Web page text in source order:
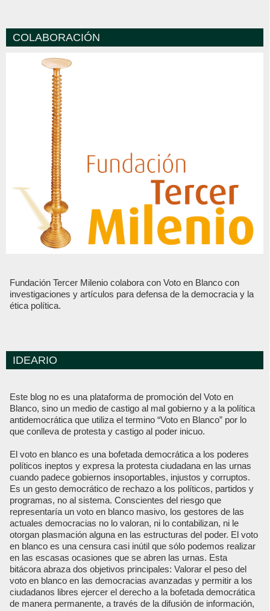
COLABORACIÓN
Fundación Tercer Milenio colabora con Voto en Blanco con
investigaciones y artículos para defensa de la democracia y la
ética política.
IDEARIO
Este blog no es una plataforma de promoción del Voto en
Blanco, sino un medio de castigo al mal gobierno y a la política
antidemocrática que utiliza el termino “Voto en Blanco” por lo
que conlleva de protesta y castigo al poder inicuo.
El voto en blanco es una bofetada democrática a los poderes
políticos ineptos y expresa la protesta ciudadana en las urnas
cuando padece gobiernos insoportables, injustos y corruptos.
Es un gesto democrático de rechazo a los políticos, partidos y
programas, no al sistema. Conscientes del riesgo que
representaría un voto en blanco masivo, los gestores de las
actuales democracias no lo valoran, ni lo contabilizan, ni le
otorgan plasmación alguna en las estructuras del poder. El voto
en blanco es una censura casi inútil que sólo podemos realizar
en las escasas ocasiones que se abren las urnas. Esta
bitácora abraza dos objetivos principales: Valorar el peso del
voto en blanco en las democracias avanzadas y permitir a los
ciudadanos libres ejercer el derecho a la bofetada democrática
de manera permanente, a través de la difusión de información,